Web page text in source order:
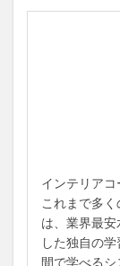
インテリアコ
これまで多
は、業界最
した独自の
間で学べる